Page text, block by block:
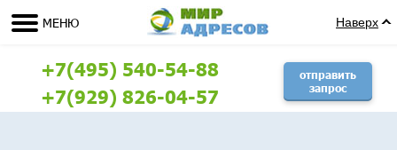
МЕНЮ Наверх
+7(495) 540-54-88
+7(929) 826-04-57
отправить
запрос